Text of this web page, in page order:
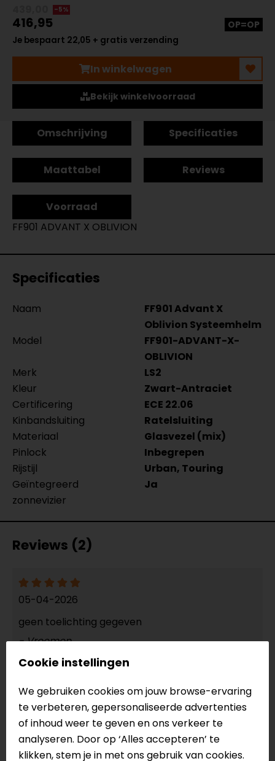
-5%
416,95
Je bespaart 22,05 + gratis verzending
OP=OP
In winkelwagen
Bekijk winkelvoorraad
Omschrijving Specificaties
Maattabel Reviews
Voorraad
FF901 ADVANT X OBLIVION
Specificaties
Naam
FF901 Advant X
Oblivion Systeemhelm
Model
FF901-ADVANT-X-
OBLIVION
Merk
LS2
Kleur
Zwart-Antraciet
Certificering
ECE 22.06
Kinbandsluiting
Ratelsluiting
Materiaal
Glasvezel (mix)
Pinlock
Inbegrepen
Rijstijl
Urban, Touring
Geïntegreerd
zonnevizier
Ja
Reviews (2)
05-04-2026
geen toelichting gegeven
- Vroemen
24-12-2025
geen toelichting gegeven
- Goedhart
Cookie instellingen
We gebruiken cookies om jouw browse-ervaring
te verbeteren, gepersonaliseerde advertenties
of inhoud weer te geven en ons verkeer te
analyseren. Door op ‘Alles accepteren’ te
klikken, stem je in met ons gebruik van cookies.